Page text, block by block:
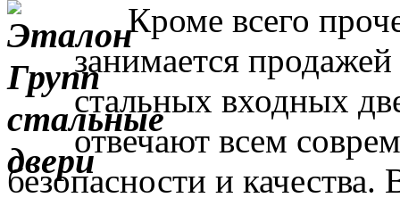
Кроме всего
занимается
стальных входных
отвечают всем
безопасности и